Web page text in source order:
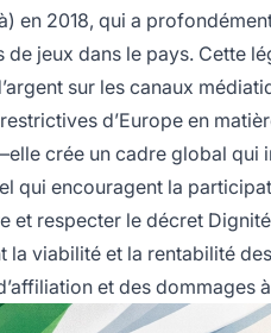
en 2018, qui a
jeux dans le pays. Cette
sur les canaux
d’Europe en
crée un cadre global qui
qui encouragent la
et respecter le décret
la viabilité et la rentabilité
et des